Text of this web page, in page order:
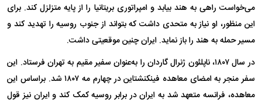
می‌خواست راهی به هند بیابد و امپراتوری بریتانیا را از پایه متزلزل کند. برای
این منظور، او نیاز به متحدی داشت که بتواند از جنوب روسیه را تهدید کند و
مسیر حمله به هند را باز نماید. ایران چنین موقعیتی داشت.
در سال ۱۸۰۷، ناپلئون ژنرال گاردان را به‌عنوان سفیر مقیم به تهران فرستاد. این
سفر منجر به امضای معاهده فینکنشتاین در چهارم مه ۱۸۰۷ شد. براساس این
معاهده، فرانسه متعهد شد به ایران در برابر روسیه کمک کند و ایران نیز قول